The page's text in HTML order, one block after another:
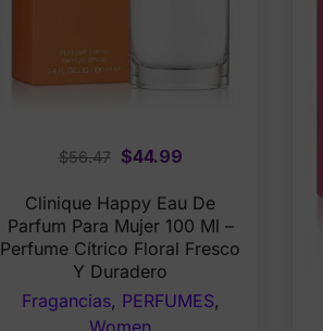
$56.47
Original
was:
$56.47.
$44.99Current
is:
$44.99.
Clinique Happy Eau De
Parfum Para Mujer 100 Ml –
Perfume Cítrico Floral Fresco
Y Duradero
Fragancias, PERFUMES,
Women